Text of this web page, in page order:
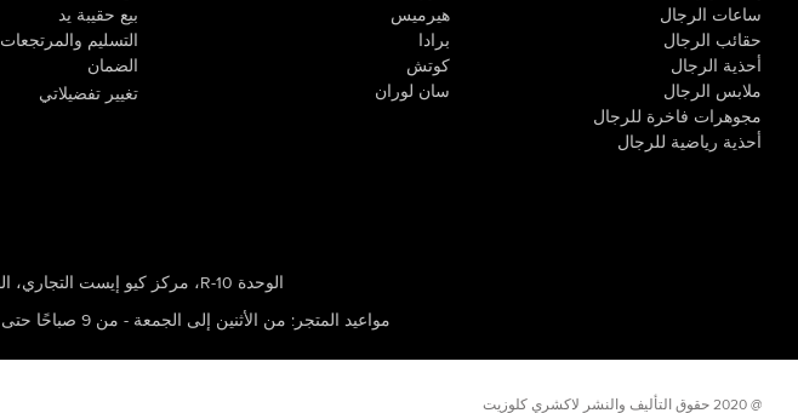
ساعات الرجال
حقائب الرجال
أحذية الرجال
ملابس الرجال
مجوهرات فاخرة للرجال
أحذية رياضية للرجال
هيرميس
برادا
كوتش
سان لوران
بيع حقيبة يد
التسليم والمرتجعات
الضمان
تغيير تفضيلاتي
الوحدة R-10، مركز كيو إيست التجاري، القوز 3 دبي ، الإمارات العربية المتحدة 502626
مواعيد المتجر : من الأثنين إلى الجمعة - من 9 صباحًا حتى 8 مساءًا،
@ 2020 حقوق التأليف والنشر لاكشري كلوزيت